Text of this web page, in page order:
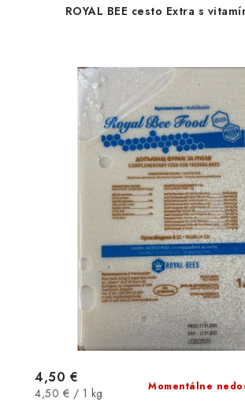
ROYAL BEE cesto Extra s
Momentálne
4,50 €
Jednotková
4,50 € / 1 kg